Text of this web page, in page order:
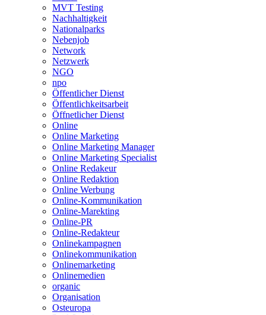
MVT Testing
Nachhaltigkeit
Nationalparks
Nebenjob
Network
Netzwerk
NGO
npo
Öffentlicher Dienst
Öffentlichkeitsarbeit
Öffnetlicher Dienst
Online
Online Marketing
Online Marketing Manager
Online Marketing Specialist
Online Redakeur
Online Redaktion
Online Werbung
Online-Kommunikation
Online-Marekting
Online-PR
Online-Redakteur
Onlinekampagnen
Onlinekommunikation
Onlinemarketing
Onlinemedien
organic
Organisation
Osteuropa